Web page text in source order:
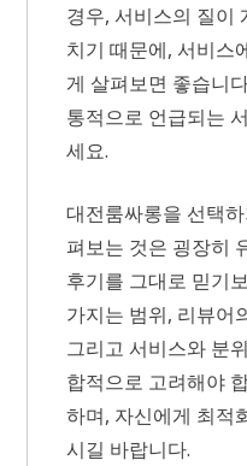
경우, 서비스의 질이
치기 때문에, 서비스
게 살펴보면 좋습니
통적으로 언급되는
세요.
대전룸싸롱을 선택
펴보는 것은 굉장히
후기를 그대로 믿기
가지는 범위, 리뷰어
그리고 서비스와 분
합적으로 고려해야
하며, 자신에게 최적
시길 바랍니다.